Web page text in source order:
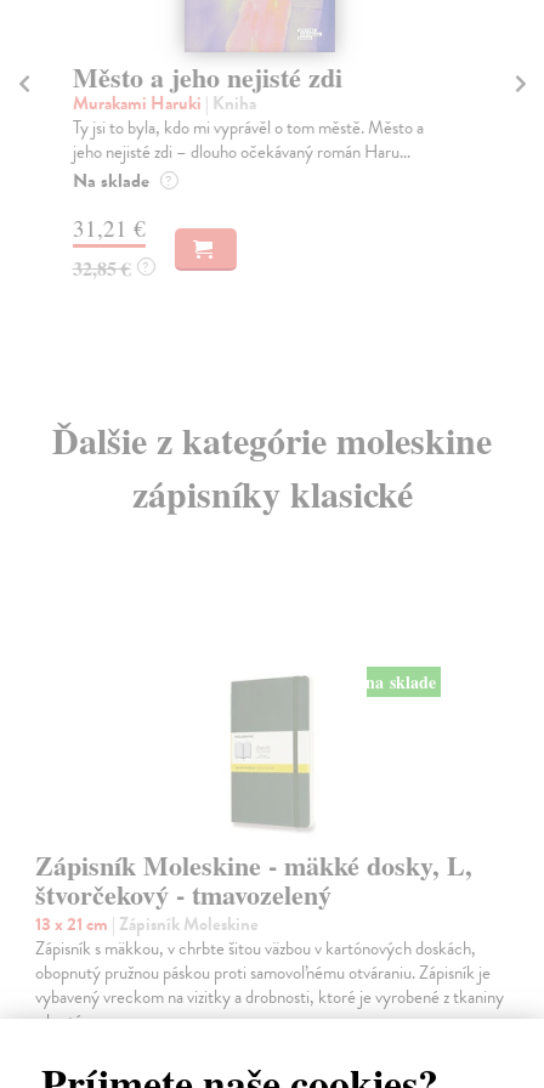
Město a jeho nejisté zdi
Murakami Haruki | Kniha
Ty jsi to byla, kdo mi vyprávěl o tom městě. Město a
jeho nejisté zdi – dlouho očekávaný román Haru...
Na sklade ?
31,21 €
32,85 € ?
Ďalšie z kategórie moleskine
zápisníky klasické
na sklade
Zápisník Moleskine - mäkké dosky, L,
štvorčekový - tmavozelený
13 x 21 cm | Zápisník Moleskine
Zápisník s mäkkou, v chrbte šitou väzbou v kartónových doskách,
obopnutý pružnou páskou proti samovoľnému otváraniu. Zápisník je
vybavený vreckom na vizitky a drobnosti, ktoré je vyrobené z tkaniny
a kartónu,…